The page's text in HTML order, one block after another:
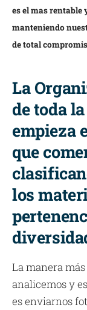
es el mas
manteniendo
de total
La
de toda
empieza
que
los
La manera
analicemos y
es enviarnos